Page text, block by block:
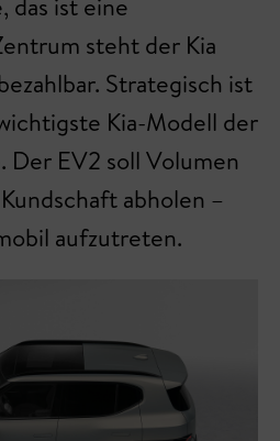
das ist eine
steht der Kia
Strategisch ist
Kia-Modell der
Der EV2 soll Volumen
abholen –
aufzutreten.